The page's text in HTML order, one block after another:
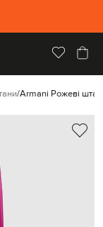
Armani Рожеві